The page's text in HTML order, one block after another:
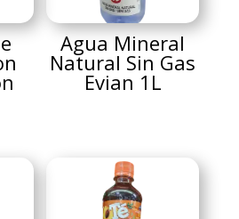
Agua Mineral
Natural Sin Gas
Evian 1L